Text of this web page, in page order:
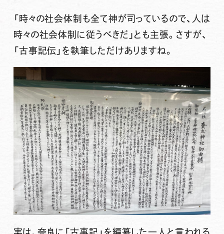
「時々の社会体制も全て神が司っているので、人は
時々の社会体制に従うべきだ」とも主張。さすが、
「古事記伝」を執筆しただけありますね。
実は、奈良に「古事記」を編纂した一人と言われる